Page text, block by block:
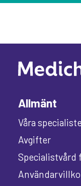
Allmänt
Våra
Avgifter
Specialistvård